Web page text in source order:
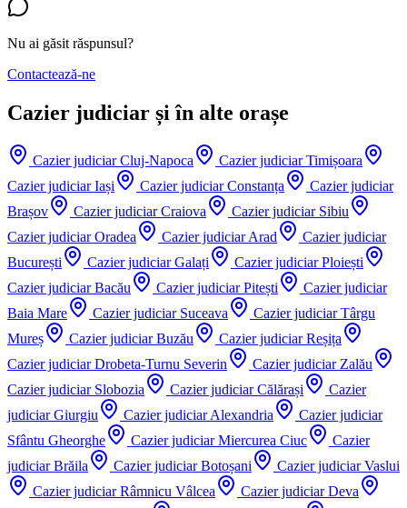
Nu ai găsit răspunsul?
Contactează-ne
Cazier judiciar și în alte orașe
Cazier judiciarCluj-Napoca Cazier judiciarTimișoara
Cazier judiciarIași Cazier judiciarConstanța
Cazier judiciar
Brașov
Cazier judiciarCraiova Cazier judiciar Sibiu
Cazier judiciarOradea Cazier judiciarArad
Cazier judiciar
București
Cazier judiciarGalați Cazier judiciarPloiești
Cazier judiciarBacău Cazier judiciarPitești
Cazier judiciar
Baia Mare
Cazier judiciar Suceava Cazier judiciarTârgu
Mureș
Cazier judiciarBuzău Cazier judiciarReșița
Cazier judiciarDrobeta-Turnu Severin Cazier judiciar Zalău
Cazier judiciar Slobozia Cazier judiciarCălărași
Cazier
judiciarGiurgiu Cazier judiciarAlexandria
Cazier judiciar
Sfântu Gheorghe
Cazier judiciarMiercurea Ciuc
Cazier
judiciarBrăila Cazier judiciarBotoșani Cazier judiciarVaslui
Cazier judiciarRâmnicu Vâlcea Cazier judiciarDeva